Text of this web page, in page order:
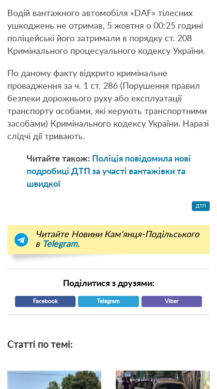
Водій вантажного автомобіля «DAF» тілесних
ушкоджень не отримав, 5 жовтня о 00:25 годині
поліцейські його затримали в порядку ст. 208
Кримінального процесуального кодексу України.
По даному факту відкрито кримінальне
провадження за ч. 1 ст. 286 (Порушення правил
безпеки дорожнього руху або експлуатації
транспорту особами, які керують транспортними
засобами) Кримінального кодексу України. Наразі
слідчі дії тривають.
Читайте також: Поліція повідомила нові
подробиці ДТП за участі вантажівки та
швидкої
ДТП
Читайте Новини Кам'янця-Подільського
в Telegram.
Поділитися з друзями:
Facebook Telegram Viber
Статті по темі: